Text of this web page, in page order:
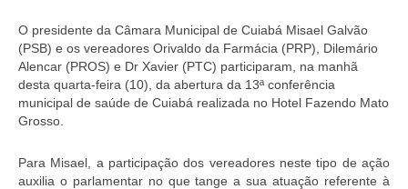
Contribuição Assistencial
Doc. Publicados
Notícias
Contato
O presidente da Câmara Municipal de Cuiabá Misael Galvão
(PSB) e os vereadores Orivaldo da Farmácia (PRP), Dilemário
Alencar (PROS) e Dr Xavier (PTC) participaram, na manhã
desta quarta-feira (10), da abertura da 13ª conferência
municipal de saúde de Cuiabá realizada no Hotel Fazendo Mato
Grosso.
Para Misael, a participação dos vereadores neste tipo de ação
auxilia o parlamentar no que tange a sua atuação referente à